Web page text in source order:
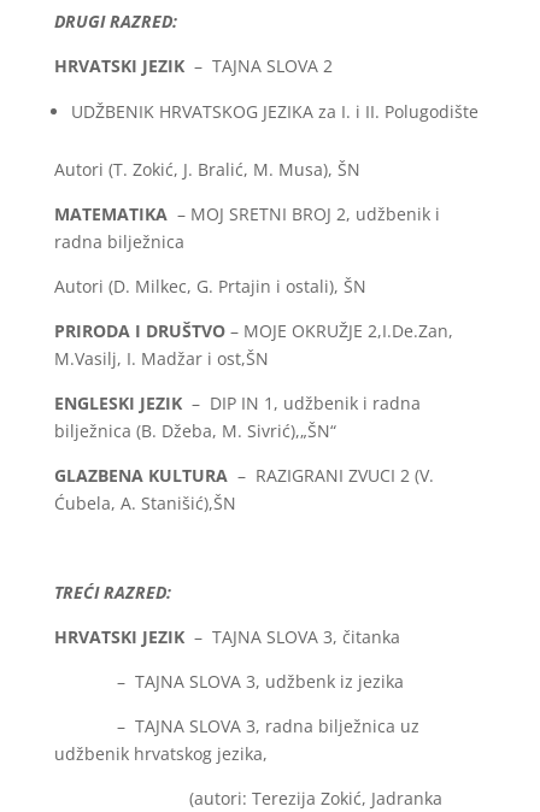
DRUGI RAZRED:
HRVATSKI JEZIK– TAJNA SLOVA 2
UDŽBENIK HRVATSKOG JEZIKA za I. i II. Polugodište
Autori (T. Zokić, J. Bralić, M. Musa), ŠN
MATEMATIKA – MOJ SRETNI BROJ 2, udžbenik i
radna bilježnica
Autori (D. Milkec, G. Prtajin i ostali), ŠN
PRIRODA I DRUŠTVO– MOJE OKRUŽJE 2,I.De.Zan,
M.Vasilj, I. Madžar i ost,ŠN
ENGLESKI JEZIK– DIP IN 1, udžbenik i radna
bilježnica (B. Džeba, M. Sivrić),„ŠN“
GLAZBENA KULTURA– RAZIGRANI ZVUCI 2 (V.
Ćubela, A. Stanišić),ŠN
TREĆI RAZRED:
HRVATSKI JEZIK– TAJNA SLOVA 3, čitanka
– TAJNA SLOVA 3, udžbenk iz jezika
– TAJNA SLOVA 3, radna bilježnica uz
udžbenik hrvatskog jezika,
(autori: Terezija Zokić, Jadranka